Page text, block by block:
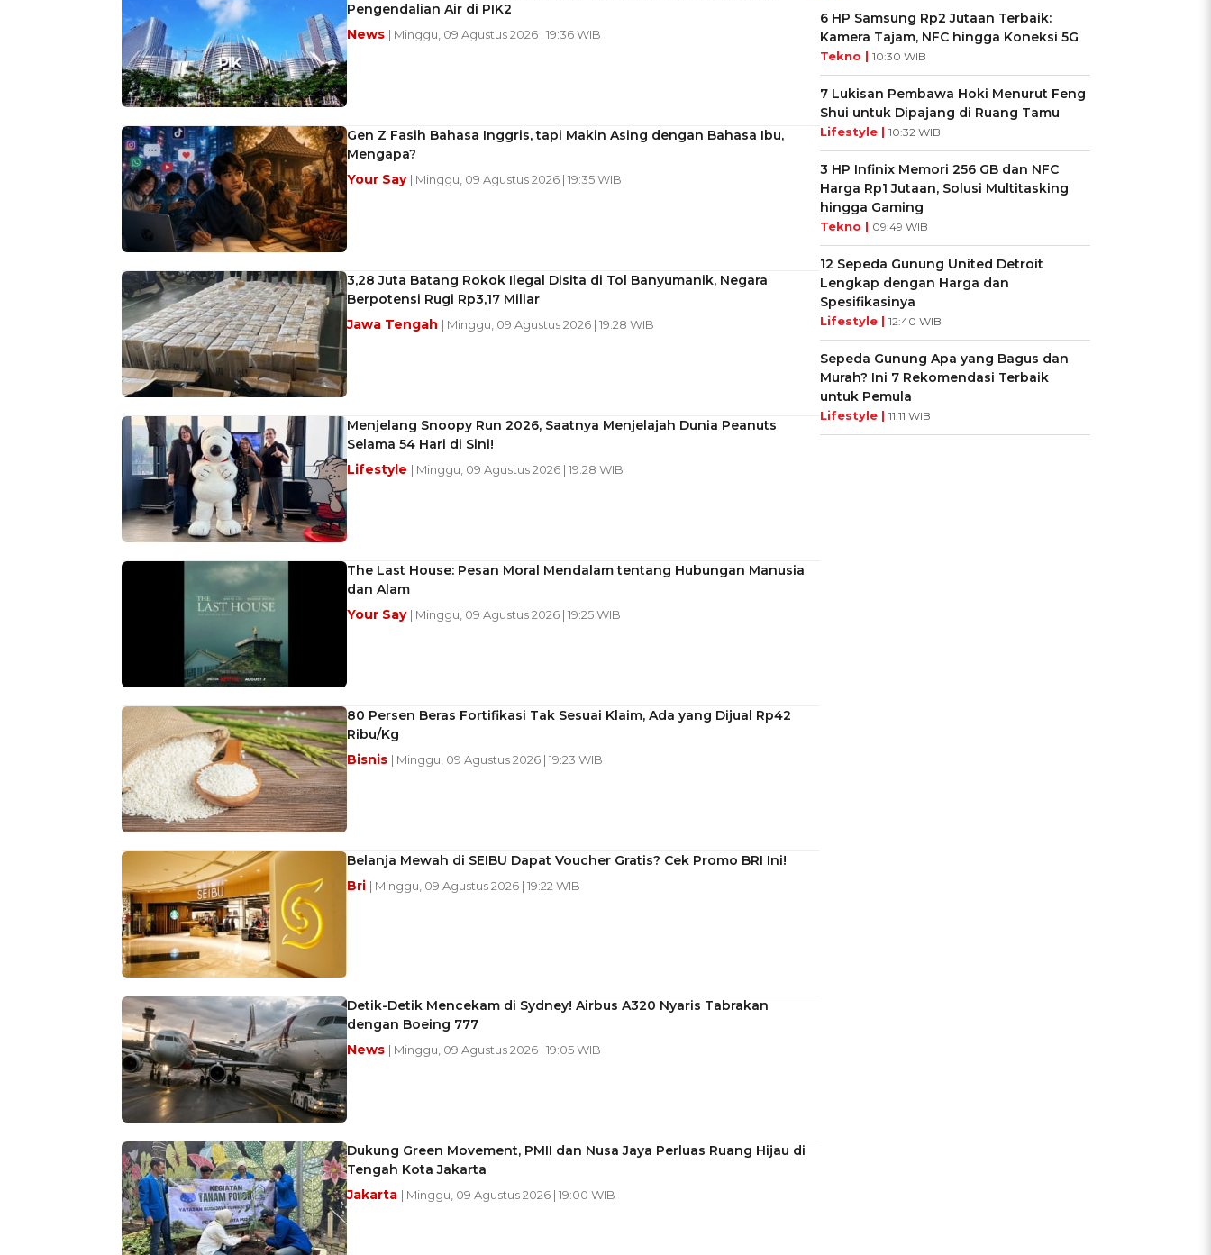
Pengendalian Air di PIK2
News | Minggu, 09 Agustus 2026 | 19:36 WIB
Gen Z Fasih Bahasa Inggris, tapi Makin Asing dengan Bahasa Ibu,
Mengapa?
Your Say | Minggu, 09 Agustus 2026 | 19:35 WIB
3,28 Juta Batang Rokok Ilegal Disita di Tol Banyumanik, Negara
Berpotensi Rugi Rp3,17 Miliar
Jawa Tengah | Minggu, 09 Agustus 2026 | 19:28 WIB
Menjelang Snoopy Run 2026, Saatnya Menjelajah Dunia Peanuts
Selama 54 Hari di Sini!
Lifestyle | Minggu, 09 Agustus 2026 | 19:28 WIB
The Last House: Pesan Moral Mendalam tentang Hubungan Manusia
dan Alam
Your Say | Minggu, 09 Agustus 2026 | 19:25 WIB
80 Persen Beras Fortifikasi Tak Sesuai Klaim, Ada yang Dijual Rp42
Ribu/Kg
Bisnis | Minggu, 09 Agustus 2026 | 19:23 WIB
Belanja Mewah di SEIBU Dapat Voucher Gratis? Cek Promo BRI Ini!
Bri | Minggu, 09 Agustus 2026 | 19:22 WIB
Detik-Detik Mencekam di Sydney! Airbus A320 Nyaris Tabrakan
dengan Boeing 777
News | Minggu, 09 Agustus 2026 | 19:05 WIB
Dukung Green Movement, PMII dan Nusa Jaya Perluas Ruang Hijau di
Tengah Kota Jakarta
Jakarta | Minggu, 09 Agustus 2026 | 19:00 WIB
6 HP Samsung Rp2 Jutaan Terbaik:
Kamera Tajam, NFC hingga Koneksi 5G
Tekno | 10:30 WIB
7 Lukisan Pembawa Hoki Menurut Feng
Shui untuk Dipajang di Ruang Tamu
Lifestyle | 10:32 WIB
3 HP Infinix Memori 256 GB dan NFC
Harga Rp1 Jutaan, Solusi Multitasking
hingga Gaming
Tekno | 09:49 WIB
12 Sepeda Gunung United Detroit
Lengkap dengan Harga dan
Spesifikasinya
Lifestyle | 12:40 WIB
Sepeda Gunung Apa yang Bagus dan
Murah? Ini 7 Rekomendasi Terbaik
untuk Pemula
Lifestyle | 11:11 WIB